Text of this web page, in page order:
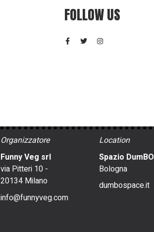
FOLLOW US
Organizzatore
Funny Veg srl
via Pitteri 10 -
20134 Milano
info@funnyveg.com
Location
Spazio DumBO
Bologna
dumbospace.it